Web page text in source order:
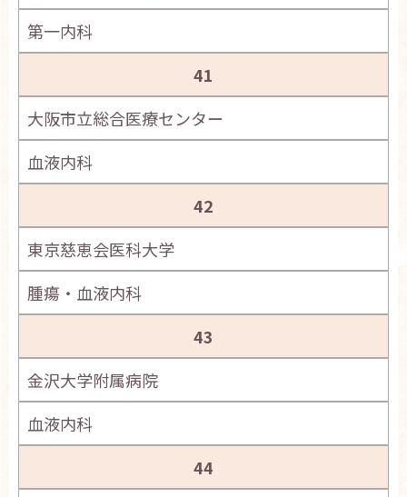
第一内科
41
大阪市立総合医療センター
血液内科
42
東京慈恵会医科大学
腫瘍・血液内科
43
金沢大学附属病院
血液内科
44